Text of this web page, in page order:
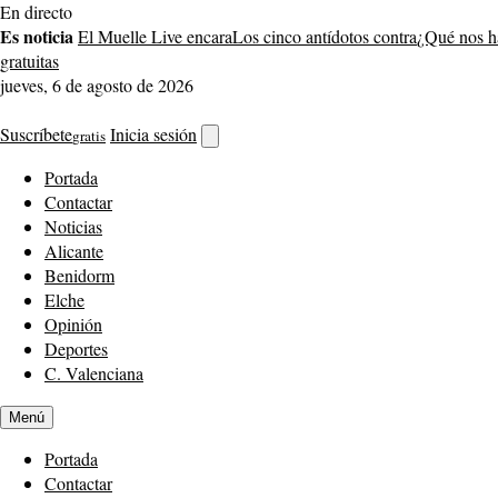
Saltar
al
contenido
En directo
Es noticiaEl Muelle Live encaraLos cinco antídotos contra¿Qué nos
gratuitas
jueves, 6 de agosto de 2026
Suscríbetegratis Inicia sesión
buscador
Portada
Contactar
Noticias
Alicante
Benidorm
Elche
Opinión
Deportes
C. Valenciana
Menú
Portada
Contactar